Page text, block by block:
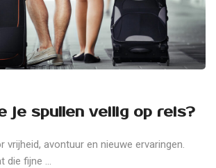
je spullen veilig op reis?
vrijheid, avontuur en nieuwe ervaringen.
die fijne ...